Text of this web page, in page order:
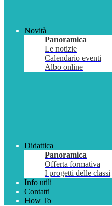
Novità
Panoramica
Le notizie
Calendario eventi
Albo online
Didattica
Panoramica
Offerta formativa
I progetti delle classi
Info utili
Contatti
How To